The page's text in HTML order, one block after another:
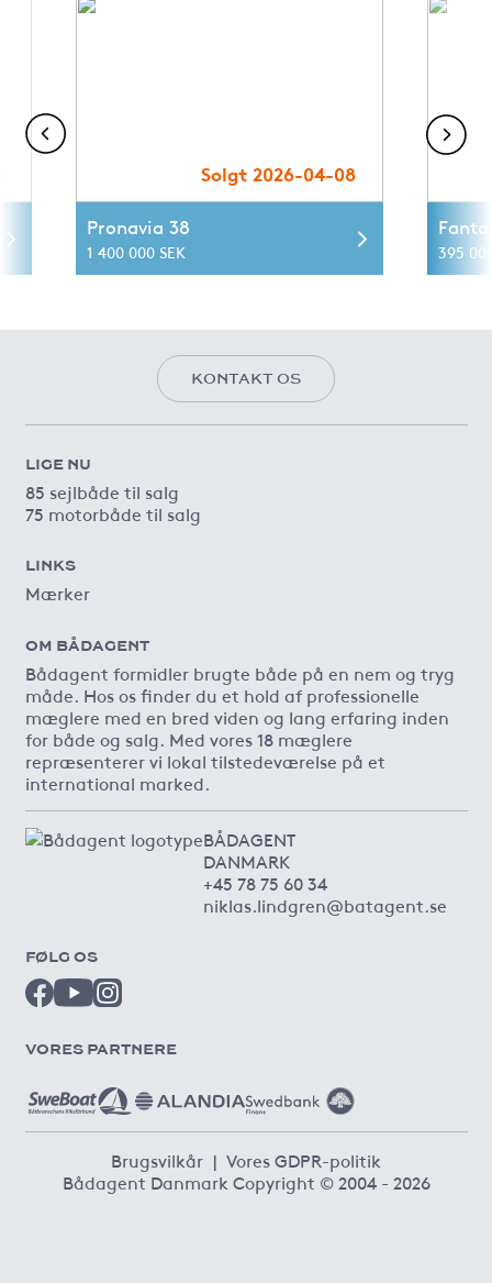
Solgt 2026-04-08
Pronavia 38
1 400 000 SEK 395
KONTAKT OS
LIGE NU
85 sejlbåde til salg
75 motorbåde til salg
LINKS
Mærker
OM BÅDAGENT
Bådagent formidler brugte både på en nem og tryg
måde. Hos os finder du et hold af professionelle
mæglere med en bred viden og lang erfaring inden
for både og salg. Med vores 18 mæglere
repræsenterer vi lokal tilstedeværelse på et
international marked.
BÅDAGENT
DANMARK
+45 78 75 60 34
niklas.lindgren@batagent.se
FØLG OS
VORES PARTNERE
Brugsvilkår | Vores GDPR-politik
Bådagent Danmark Copyright © 2004 - 2026